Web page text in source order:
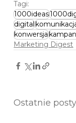
Tagi:
1000ideas
digital
konwersja
Marketing Digest
Ostatnie posty